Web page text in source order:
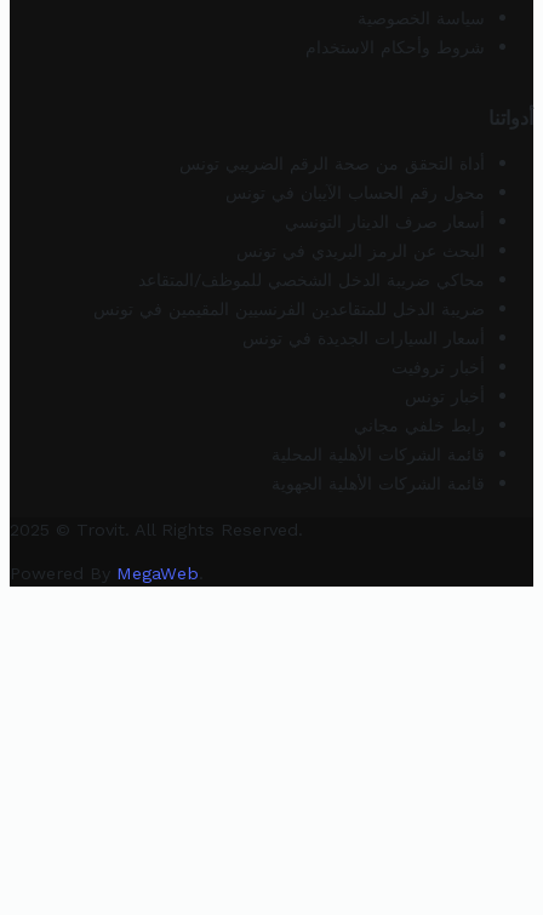
سياسة الخصوصية
شروط وأحكام الاستخدام
أدواتنا
أداة التحقق من صحة الرقم الضريبي تونس
محول رقم الحساب الآيبان في تونس
أسعار صرف الدينار التونسي
البحث عن الرمز البريدي في تونس
محاكي ضريبة الدخل الشخصي للموظف/المتقاعد
ضريبة الدخل للمتقاعدين الفرنسيين المقيمين في تونس
أسعار السيارات الجديدة في تونس
أخبار تروفيت
أخبار تونس
رابط خلفي مجاني
قائمة الشركات الأهلية المحلية
قائمة الشركات الأهلية الجهوية
2025 © Trovit. All Rights Reserved.
Powered By MegaWeb